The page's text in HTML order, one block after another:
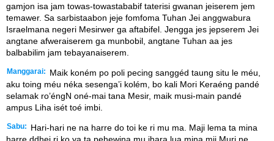
gamjon isa jam towas-towastababif taterisi gwanan jeiserem jem
temawer. Sa sarbistaabon jeje fomfoma Tuhan Jei anggwabura
Israelmana negeri Mesirwer ga aftabifel. Jengga jes jepserem Jei
angtane afweraiserem ga munbobil, angtane Tuhan aa jes
balbabilim jam tebayanaiserem.
Manggarai:
Maik koném po poli pecing sanggéd taung situ le méu,
aku toing méu néka sesenga’i kolém, bo kali Mori Keraéng pandé
selamak ro’éngN oné-mai tana Mesir, maik musi-main pandé
ampus Liha isét toé imbi.
Sabu:
Hari-hari ne na harre do toi ke ri mu ma. Maji lema ta mina